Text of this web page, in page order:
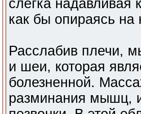
слегка надавливая
как бы опираясь на
Расслабив плечи,
и шеи, которая
болезненной.
разминания мышц,